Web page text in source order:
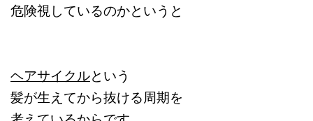
危険視しているのかというと
ヘアサイクルという
髪が生えてから抜ける周期を